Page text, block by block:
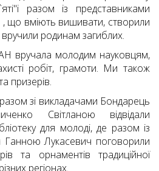
разом із представниками
, що вміють вишивати, створили
вручили родинам загиблих.
вручала молодим науковцям,
робіт, грамоти. Ми також
призерів.
зі викладачами Бондарець
Світланою відвідали
для молоді, де разом із
Ганною Лукасевич поговорили
та орнаментів традиційної
регіонах.